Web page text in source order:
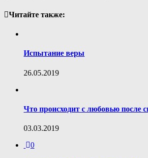
Читайте также:
Испытание веры
26.05.2019
Что происходит с любовью после
03.03.2019
0